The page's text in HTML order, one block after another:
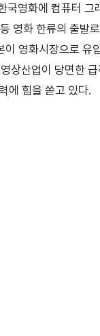
영화에 컴퓨터 그
영화 한류의 출발
영화시장으로 유
산업이 당면한
에 힘을 쏟고 있다.